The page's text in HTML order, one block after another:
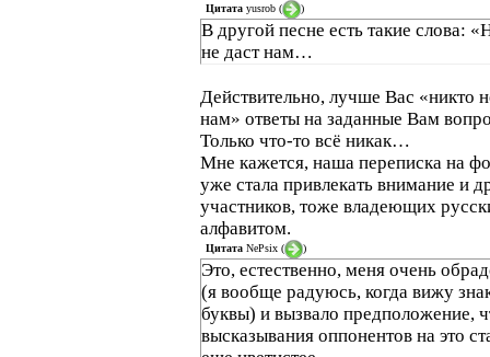
Цитата yusrob ( )
В другой песне есть такие слова:
не даст нам…
Действительно, лучше Вас «никто
нам» ответы на заданные Вам
Только что-то всё никак…
Мне кажется, наша переписка на
уже стала привлекать внимание и
участников, тоже владеющих
алфавитом.
Цитата NePsix ( )
Это, естественно, меня очень
(я вообще радуюсь, когда вижу
буквы) и вызвало предположение,
высказывания оппонентов на это